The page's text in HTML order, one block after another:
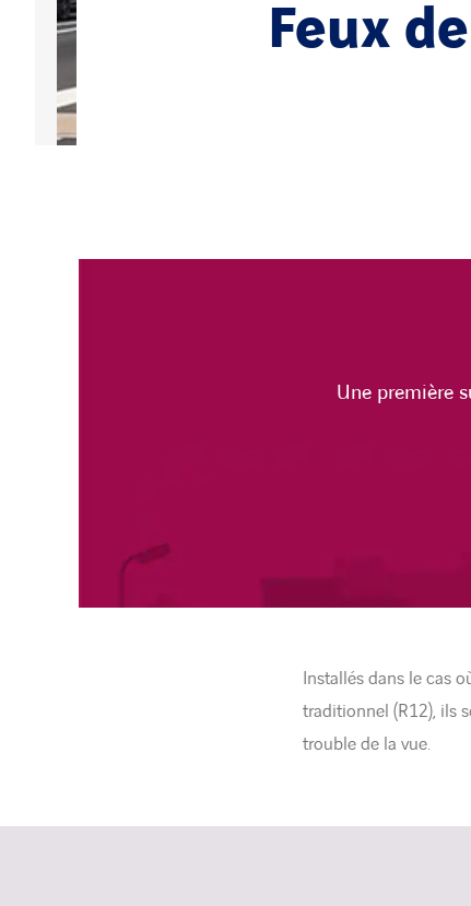
Feux
Une première
Installés dans le cas
traditionnel (R12), ils
trouble de la vue.